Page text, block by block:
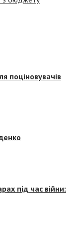
поціновувачів
під час війни: